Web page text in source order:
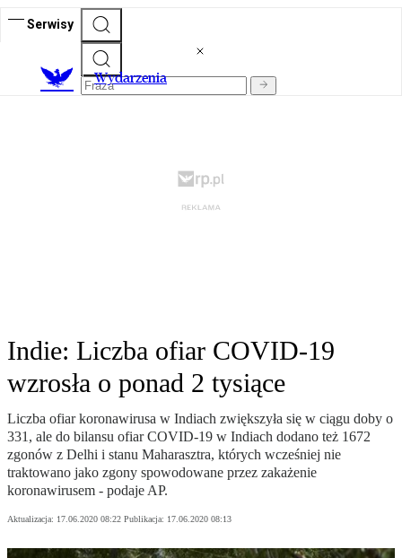
Serwisy
Wydarzenia
Indie: Liczba ofiar COVID-19
wzrosła o ponad 2 tysiące
Liczba ofiar koronawirusa w Indiach zwiększyła się w ciągu doby o
331, ale do bilansu ofiar COVID-19 w Indiach dodano też 1672
zgonów z Delhi i stanu Maharasztra, których wcześniej nie
traktowano jako zgony spowodowane przez zakażenie
koronawirusem - podaje AP.
Aktualizacja: 17.06.2020 08:22 Publikacja: 17.06.2020 08:13